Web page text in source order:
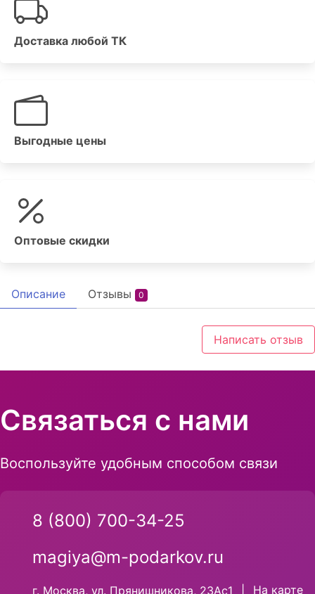
Доставка любой ТК
Выгодные цены
Оптовые скидки
Описание Отзывы 0
Написать отзыв
Связаться с нами
Воспользуйте удобным способом связи
8 (800) 700-34-25
magiya@m-podarkov.ru
г. Москва, ул. Прянишникова, 23Ас1 На карте